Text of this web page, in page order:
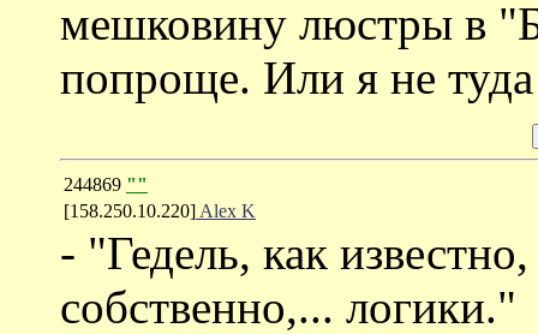
мешковину люстры в
попроще. Или я не
244869 ""
[158.250.10.220] Alex K
- "Гедель, как
собственно,... логики."